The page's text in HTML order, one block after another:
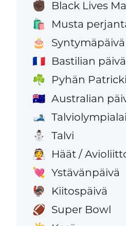
✊🏿 Black Lives
🛍️ Musta
🎂 Syntymäpäivä
🇫🇷 Bastilian päivä
☘️ Pyhän
🇦🇺 Australian
🎿
⛄ Talvi
👰 Häät /
💘 Ystävänpäivä
🦃 Kiitospäivä
🏈 Super Bowl